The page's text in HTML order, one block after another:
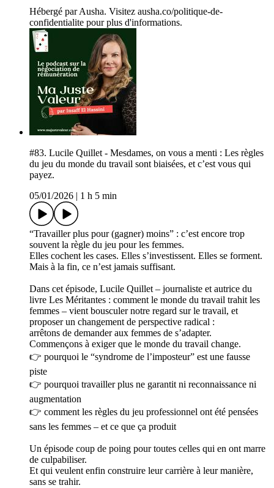
Hébergé par Ausha. Visitez ausha.co/politique-de-
confidentialite pour plus d'informations.
#83. Lucile Quillet - Mesdames, on vous a menti : Les règles
du jeu du monde du travail sont biaisées, et c’est vous qui
payez.
05/01/2026
1 h 5 min
“Travailler plus pour (gagner) moins” : c’est encore trop
souvent la règle du jeu pour les femmes.
Elles cochent les cases. Elles s’investissent. Elles se forment.
Mais à la fin, ce n’est jamais suffisant.
Dans cet épisode, Lucile Quillet – journaliste et autrice du
livre Les Méritantes : comment le monde du travail trahit les
femmes – vient bousculer notre regard sur le travail, et
proposer un changement de perspective radical :
arrêtons de demander aux femmes de s’adapter.
Commençons à exiger que le monde du travail change.
👉 pourquoi le “syndrome de l’imposteur” est une fausse
piste
👉 pourquoi travailler plus ne garantit ni reconnaissance ni
augmentation
👉 comment les règles du jeu professionnel ont été pensées
sans les femmes – et ce que ça produit
Un épisode coup de poing pour toutes celles qui en ont marre
de culpabiliser.
Et qui veulent enfin construire leur carrière à leur manière,
sans se trahir.